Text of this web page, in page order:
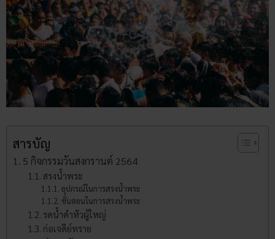
สารบัญ
5 กิจกรรมวันสงกรานต์ 2564
สรงน้ำพระ
อุปกรณ์ในการสรงน้ำพระ
ขั้นตอนในการสรงน้ำพระ
รดน้ำดำหัวผู้ใหญ่
ก่อเจดีย์ทราย